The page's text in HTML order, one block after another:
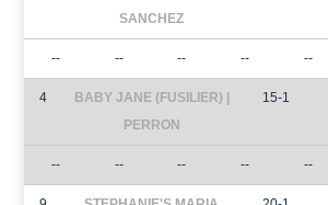
SANCHEZ
-- -- -- -- --
4
BABY JANE (FUSILIER) |
PERRON
15-1
-- -- -- -- --